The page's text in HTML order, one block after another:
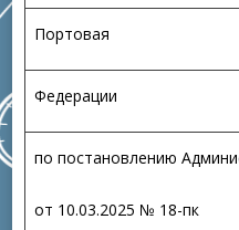
Портовая
Федерации
по постановлению
от 10.03.2025 № 18-пк